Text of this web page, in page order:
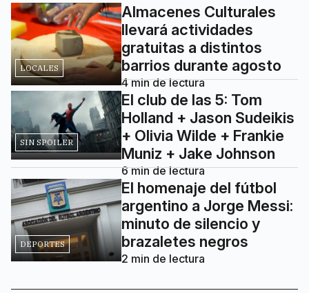
LOCALES
Almacenes Culturales
llevará actividades
gratuitas a distintos
barrios durante agosto
4min de lectura
SIN SPOILER
El club de las 5: Tom
Holland + Jason Sudeikis
+ Olivia Wilde + Frankie
Muniz + Jake Johnson
6min de lectura
DEPORTES
El homenaje del fútbol
argentino a Jorge Messi:
minuto de silencio y
brazaletes negros
2 min de lectura